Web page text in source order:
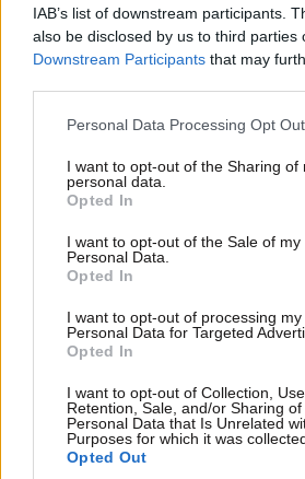
IAB’s list of downstream participants.
also be disclosed by us to third parties
Downstream Participants that may
Please note that this website/app uses
not limited to your visit or usage
grant or deny consent to Google and
use your data for below specified
consent section.
Personal Data Processing Opt
I want to opt-out of the Sharing of
personal data.
Opted In
I want to opt-out of the Sale of my
Personal Data.
Opted In
I want to opt-out of processing my
Personal Data for Targeted
Opted In
I want to opt-out of Collection, Use,
Retention, Sale, and/or Sharing of
Personal Data that Is Unrelated
Purposes for which it was
Opted Out
ΣΧΌΛΙΑ